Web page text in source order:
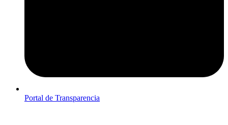
Portal de Transparencia